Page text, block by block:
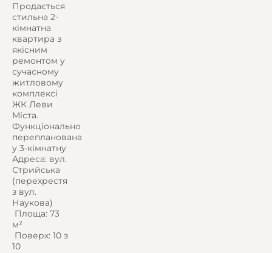
Продається
стильна 2-
кімнатна
квартира з
якісним
ремонтом у
сучасному
житловому
комплексі
ЖК Леви
Міста.
Функціонально
перепланована
у 3-кімнатну
Адреса: вул.
Стрийська
(перехрестя
з вул.
Наукова)
️ Площа: 73
м²
️ Поверх: 10 з
10